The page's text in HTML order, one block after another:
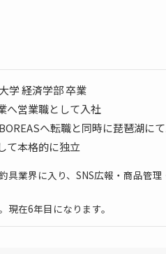
学 経済学部 卒業
へ営業職として入社
へ転職と同時に琵琶湖に
て本格的に独立
具業界に入り、SNS広報・商品管
現在6年目になります。